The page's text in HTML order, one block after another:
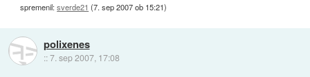
spremenil:sverde21 (7. sep 2007 ob 15:21)
polixenes
::7. sep 2007, 17:08